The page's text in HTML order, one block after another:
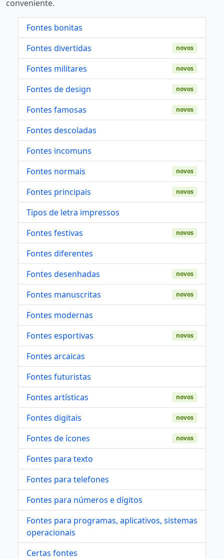
conveniente.
Fontes bonitas
Fontes divertidas
novos
Fontes militares novos
Fontes de design novos
Fontes famosas novos
Fontes descoladas
Fontes incomuns
Fontes normais
novos
Fontes principais novos
Tipos de letra impressos
Fontes festivas
novos
Fontes diferentes
Fontes desenhadas
novos
Fontes manuscritas novos
Fontes modernas
Fontes esportivas
novos
Fontes arcaicas
Fontes futuristas
Fontes artísticas
novos
Fontes digitais novos
Fontes de ícones novos
Fontes para texto
Fontes para telefones
Fontes para números e dígitos
Fontes para programas, aplicativos, sistemas
operacionais
Certas fontes